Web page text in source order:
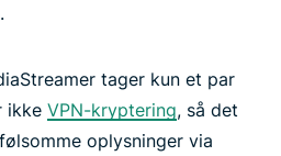
tager kun et par
ikke VPN-kryptering, så det
oplysninger via